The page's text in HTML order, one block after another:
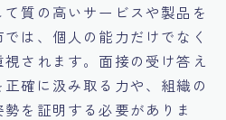
質の高いサービスや製品を
は、個人の能力だけでなく
されます。面接の受け答え
確に汲み取る力や、組織の
を証明する必要がありま